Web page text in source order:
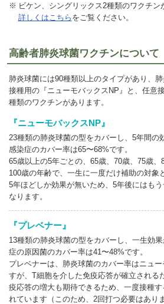
ビケン、シングリックス2種類のワクチン
詳しくはこちら をご覧ください。
高齢者肺炎球菌ワクチンについて
肺炎球菌には90種類以上のタイプがあり、
接種用の『ニューモバックスNP』と、任意
種類のワクチンがあります。
『ニューモバックスNP』
23種類の肺炎球菌の型をカバーし、5年間の
感染症のカバー率は65〜68%です。
65歳以上の5年ごとの、65歳、70歳、75歳、
100歳の年齢で、一生に一度だけ補助の対象
5年ほどしか効果が無いため、5年後にはも
なります。
『プレベナー』
13種類の肺炎球菌の型をカバーし、一生効
症の原因菌のカバー率は41〜48%です。
プレベナーは、肺炎球菌のカバー率はニュ
すが、T細胞を介した免疫応答が確立される
疫応答の増大も期待できるため、一度接種
れています（このため、2回打つ必要はあり